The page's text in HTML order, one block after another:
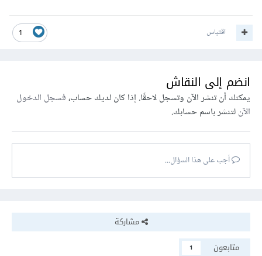
1 اقتباس
انضم إلى النقاش
يمكنك أن تنشر الآن وتسجل لاحقًا. إذا كان لديك حساب،فسجل الدخول
الآنلتنشر باسم حسابك.
أجب على هذا السؤال...
مشاركة
متابعون
1